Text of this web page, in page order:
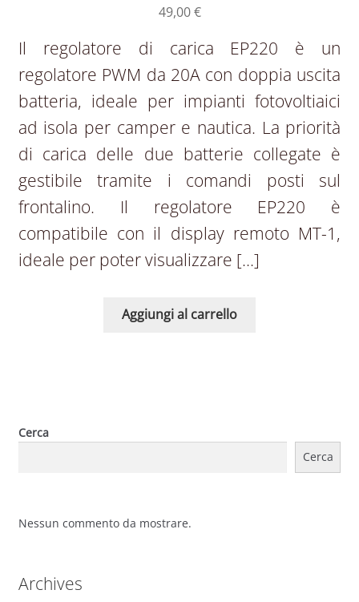
49,00€
Il regolatore di carica EP220 è un
regolatore PWM da 20A con doppia uscita
batteria, ideale per impianti fotovoltiaici
ad isola per camper e nautica. La priorità
di carica delle due batterie collegate è
gestibile tramite i comandi posti sul
frontalino. Il regolatore EP220 è
compatibile con il display remoto MT-1,
ideale per poter visualizzare […]
Aggiungi al carrello
Cerca
Cerca
Nessun commento da mostrare.
Archives